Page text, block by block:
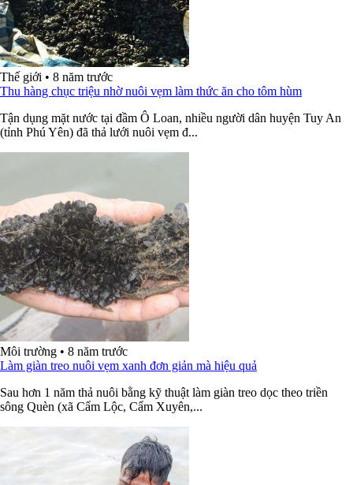
Thế giới • 8 năm trước
Thu hàng chục triệu nhờ nuôi vẹm làm thức ăn cho tôm hùm
Tận dụng mặt nước tại đầm Ô Loan, nhiều người dân huyện Tuy An
(tỉnh Phú Yên) đã thả lưới nuôi vẹm đ...
Môi trường • 8 năm trước
Làm giàn treo nuôi vẹm xanh đơn giản mà hiệu quả
Sau hơn 1 năm thả nuôi bằng kỹ thuật làm giàn treo dọc theo triền
sông Quèn (xã Cẩm Lộc, Cẩm Xuyên,...